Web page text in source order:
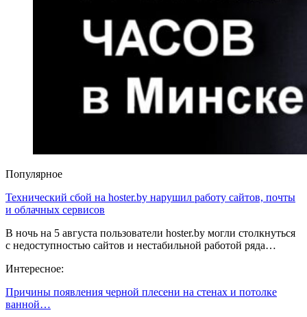
Популярное
Технический сбой на hoster.by нарушил работу сайтов, почты
и облачных сервисов
В ночь на 5 августа пользователи hoster.by могли столкнуться
с недоступностью сайтов и нестабильной работой ряда…
Интересное:
Причины появления черной плесени на стенах и потолке
ванной…